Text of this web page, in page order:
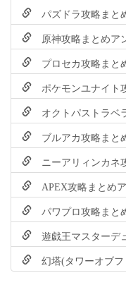
パズドラ攻略まと
原神攻略まとめア
プロセカ攻略まと
ポケモンユナイト
オクトパストラベ
ブルアカ攻略まと
ニーアリィンカネ
APEX攻略まとめ
パワプロ攻略まと
遊戯王マスターデ
幻塔(タワーオブフ